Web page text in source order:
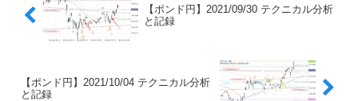
【ポンド円】2021/09/30 テクニカル分析
と記録
【ポンド円】2021/10/04 テクニカル分析
と記録